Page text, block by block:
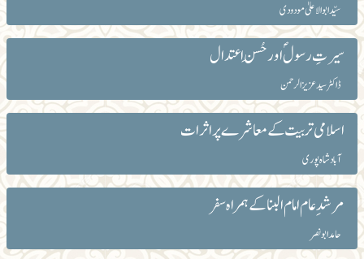
سیّد ابوالاعلیٰ مودودی
سیرتِ رسولؐ اور حُسنِ اعتدال
ڈاکٹر سید عزیز الرحمن
اسلامی تربیت کے معاشرے پر اثرات
آباد شاہ پوری
مرشدِ عام امام البنا کے ہمراہ سفر
حامد ابونصر